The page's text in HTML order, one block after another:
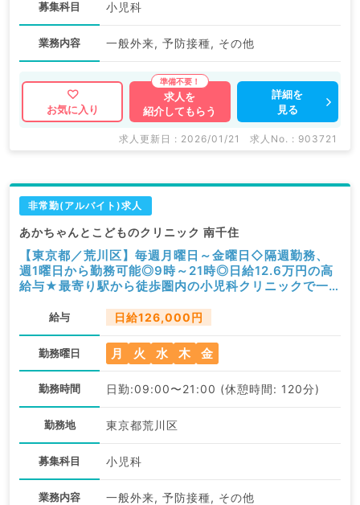
募集科目 小児科
業務内容 一般外来, 予防接種, その他
お気に入り
求人を
紹介してもらう
詳細を
見る
求人更新日 : 2026/01/21 求人No. : 903721
非常勤(アルバイト)求人
あかちゃんとこどものクリニック 南千住
【東京都／荒川区】毎週月曜日～金曜日◇隔週勤務、
週1曜日から勤務可能◎9時～21時◎日給12.6万円の高
給与★最寄り駅から徒歩圏内の小児科クリニックで一
給与 日給126,000円
勤務曜日 月 火 水 木 金
勤務時間 日勤:09:00〜21:00 (休憩時間: 120分)
勤務地 東京都荒川区
募集科目 小児科
業務内容 一般外来, 予防接種, その他